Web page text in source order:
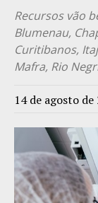
Recursos vão
Blumenau,
Curitibanos,
Mafra, Rio
14 de agosto de